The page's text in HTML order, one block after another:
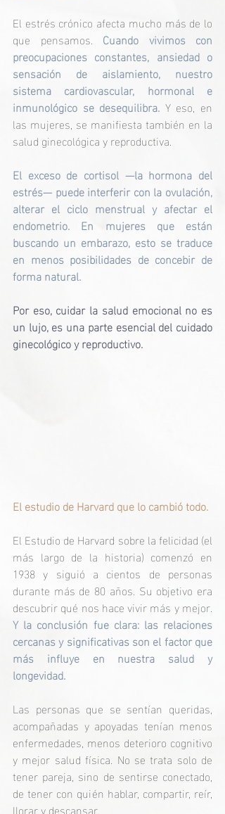
El estrés crónico afecta mucho más de lo
que pensamos. Cuando vivimos con
preocupaciones constantes, ansiedad o
sensación de aislamiento, nuestro
sistema cardiovascular, hormonal e
inmunológico se desequilibra. Y eso, en
las mujeres, se manifiesta también en la
salud ginecológica y reproductiva.
El exceso de cortisol —la hormona del
estrés— puede interferir con la ovulación,
alterar el ciclo menstrual y afectar el
endometrio. En mujeres que están
buscando un embarazo, esto se traduce
en menos posibilidades de concebir de
forma natural.
Por eso, cuidar la salud emocional no es
un lujo, es una parte esencial del cuidado
ginecológico y reproductivo.
El estudio de Harvard que lo cambió todo.
El Estudio de Harvard sobre la felicidad (el
más largo de la historia) comenzó en
1938 y siguió a cientos de personas
durante más de 80 años. Su objetivo era
Y la conclusión fue clara: las relaciones
cercanas y significativas son el factor que
más influye en nuestra salud y
longevidad.
Las personas que se sentían queridas,
acompañadas y apoyadas tenían menos
enfermedades, menos deterioro cognitivo
y mejor salud física. No se trata solo de
tener pareja, sino de sentirse conectado,
de tener con quién hablar, compartir, reír,
llorar y descansar.